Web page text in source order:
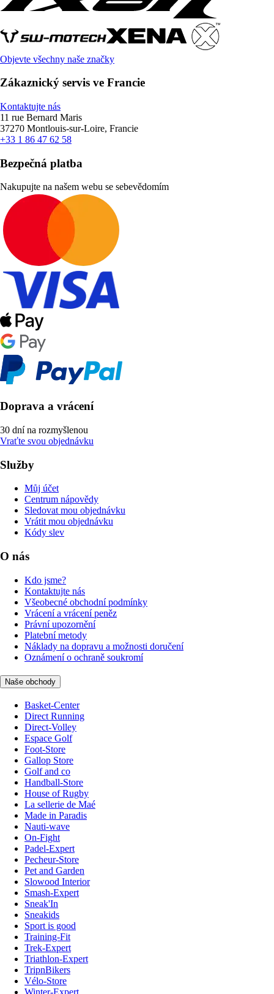
Objevte všechny naše značky
Zákaznický servis ve Francie
Kontaktujte nás
11 rue Bernard Maris
37270 Montlouis-sur-Loire, Francie
+33 1 86 47 62 58
Bezpečná platba
Nakupujte na našem webu se sebevědomím
Doprava a vrácení
30 dní na rozmyšlenou
Vraťte svou objednávku
Služby
Můj účet
Centrum nápovědy
Sledovat mou objednávku
Vrátit mou objednávku
Kódy slev
O nás
Kdo jsme?
Kontaktujte nás
Všeobecné obchodní podmínky
Vrácení a vrácení peněz
Právní upozornění
Platební metody
Náklady na dopravu a možnosti doručení
Oznámení o ochraně soukromí
Naše obchody
Basket-Center
Direct Running
Direct-Volley
Espace Golf
Foot-Store
Gallop Store
Golf and co
Handball-Store
House of Rugby
La sellerie de Maé
Made in Paradis
Nauti-wave
On-Fight
Padel-Expert
Pecheur-Store
Pet and Garden
Slowood Interior
Smash-Expert
Sneak'In
Sneakids
Sport is good
Training-Fit
Trek-Expert
Triathlon-Expert
TripnBikers
Vélo-Store